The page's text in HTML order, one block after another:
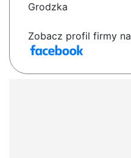
Grodzka
Zobacz profil firmy na